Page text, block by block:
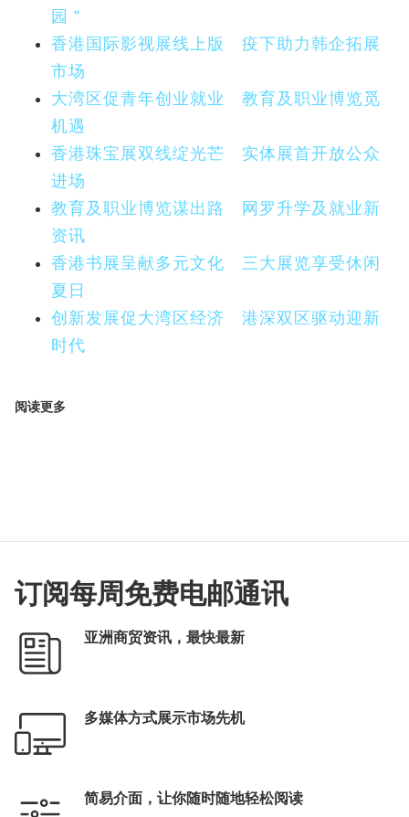
园＂
香港国际影视展线上版 疫下助力韩企拓展
市场
大湾区促青年创业就业 教育及职业博览觅
机遇
香港珠宝展双线绽光芒 实体展首开放公众
进场
教育及职业博览谋出路 网罗升学及就业新
资讯
香港书展呈献多元文化 三大展览享受休闲
夏日
创新发展促大湾区经济 港深双区驱动迎新
时代
阅读更多
订阅每周免费电邮通讯
亚洲商贸资讯，最快最新
多媒体方式展示市场先机
简易介面，让你随时随地轻松阅读